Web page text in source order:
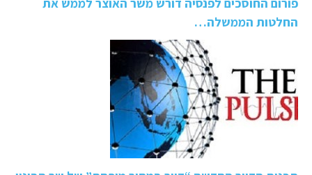
פורום החוסכים לפנסיה דורש משר האוצר לממש את
החלטות הממשלה…